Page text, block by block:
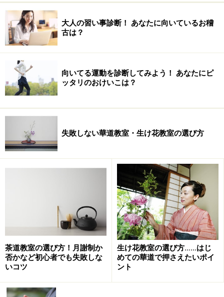
大人の習い事診断！ あなたに向いているお稽
古は？
向いてる運動を診断してみよう！ あなたにピ
ッタリのおけいこは？
失敗しない華道教室・生け花教室の選び方
茶道教室の選び方！月謝制か
否かなど初心者でも失敗しな
いコツ
生け花教室の選び方……はじ
めての華道で押さえたいポイ
ント